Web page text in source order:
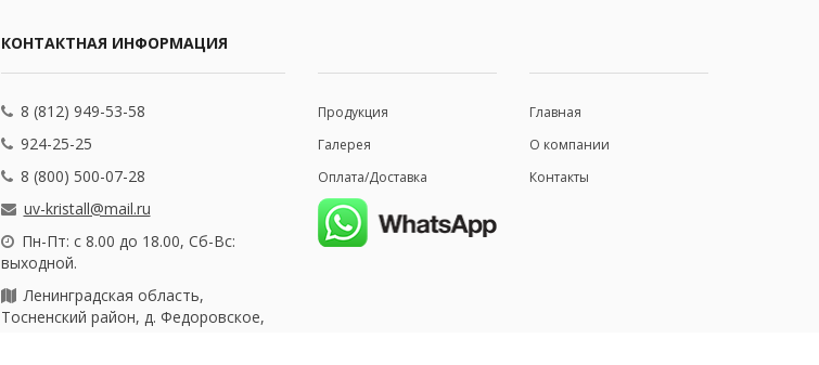
КОНТАКТНАЯ ИНФОРМАЦИЯ
8 (812) 949-53-58
924-25-25
8 (800) 500-07-28
uv-kristall@mail.ru
Пн-Пт: с 8.00 до 18.00, Сб-Вс:
выходной.
Ленинградская область,
Тосненский район, д. Федоровское,
Продукция
Галерея
Оплата/Доставка
Главная
О компании
Контакты